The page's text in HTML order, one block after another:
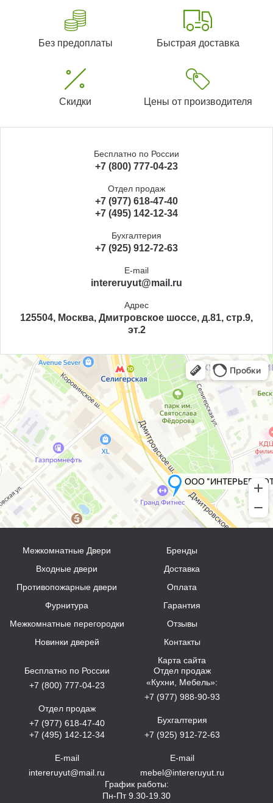
Без предоплаты Быстрая доставка
Скидки Цены от производителя
Бесплатно по России
+7 (800) 777-04-23
Отдел продаж
+7 (977) 618-47-40
+7 (495) 142-12-34
Бухгалтерия
+7 (925) 912-72-63
E-mail
intereruyut@mail.ru
Адрес
125504, Москва, Дмитровское шоссе, д.81, стр.9,
эт.2
Межкомнатные Двери
Входные двери
Противопожарные двери
Фурнитура
Межкомнатные перегородки
Новинки дверей
Бренды
Доставка
Оплата
Гарантия
Отзывы
Контакты
Карта сайта
Бесплатно по России
+7 (800) 777-04-23
Отдел продаж
+7 (977) 618-47-40
+7 (495) 142-12-34
E-mail
intereruyut@mail.ru
Отдел продаж
«Кухни, Мебель»:
+7 (977) 988-90-93
Бухгалтерия
+7 (925) 912-72-63
E-mail
mebel@intereruyut.ru
График работы:
Пн-Пт 9.30-19.30